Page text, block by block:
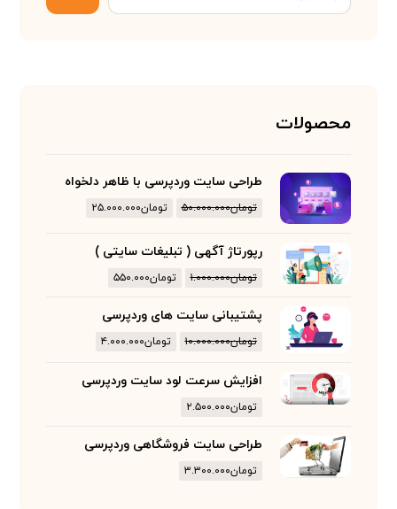
محصولات
طراحی سایت وردپرسی با ظاهر دلخواه
تومان۵۰.۰۰۰.۰۰۰ تومان۲۵.۰۰۰.۰۰۰
رپورتاژ آگهی ( تبلیغات سایتی )
تومان۱.۰۰۰.۰۰۰ تومان۵۵۰.۰۰۰
پشتیبانی سایت های وردپرسی
تومان۱۰.۰۰۰.۰۰۰ تومان۴.۰۰۰.۰۰۰
افزایش سرعت لود سایت وردپرسی
تومان۲.۵۰۰.۰۰۰
طراحی سایت فروشگاهی وردپرسی
تومان۳.۳۰۰.۰۰۰